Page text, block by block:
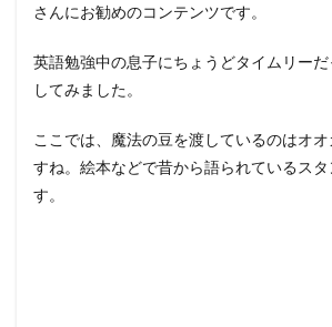
さんにお勧めのコンテンツです。
英語勉強中の息子にちょうどタイムリー
してみました。
ここでは、魔法の豆を渡しているのはオ
すね。絵本などで昔から語られているス
す。